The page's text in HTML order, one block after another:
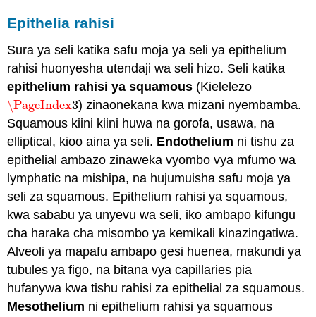
Epithelia rahisi
Sura ya seli katika safu moja ya seli ya epithelium
rahisi huonyesha utendaji wa seli hizo. Seli katika
epithelium rahisi ya squamous (Kielelezo
\PageIndex3
\PageIndex3) zinaonekana kwa mizani nyembamba.
Squamous kiini kiini huwa na gorofa, usawa, na
elliptical, kioo aina ya seli. Endothelium ni tishu za
epithelial ambazo zinaweka vyombo vya mfumo wa
lymphatic na mishipa, na hujumuisha safu moja ya
seli za squamous. Epithelium rahisi ya squamous,
kwa sababu ya unyevu wa seli, iko ambapo kifungu
cha haraka cha misombo ya kemikali kinazingatiwa.
Alveoli ya mapafu ambapo gesi huenea, makundi ya
tubules ya figo, na bitana vya capillaries pia
hufanywa kwa tishu rahisi za epithelial za squamous.
Mesothelium ni epithelium rahisi ya squamous